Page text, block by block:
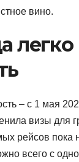
вино.
легко
– с 1 мая
визы для
рейсов пока
всего с